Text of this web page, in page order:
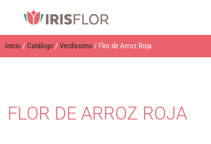
Inicio / Catálogo / Verdissimo / Flor de Arroz Roja
FLOR DE ARROZ ROJA